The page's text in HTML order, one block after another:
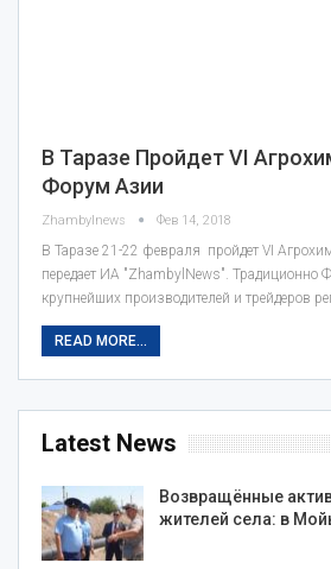
В Таразе Пройдет VI
Форум Азии
Zhambylnews Фев 14, 2018
В Таразе 21-22 февраля пройдет VI
передает ИА "ZhambylNews". Традиционно
крупнейших производителей и трейдеров
READ MORE...
Latest News
Возвращённые
жителей села: в